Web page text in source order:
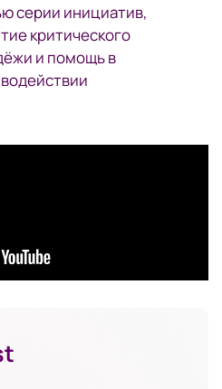
серии инициатив,
критического
и помощь в